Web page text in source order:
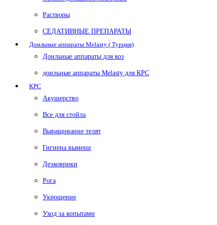
Растворы
СЕДАТИВНЫЕ ПРЕПАРАТЫ
Доильные аппараты Melasty ( Турция)
Доильные аппараты для коз
доильные аппараты Melasty для КРС
КРС
Акушерство
Все для стойла
Выращивание телят
Гигиена вымени
Дезковрики
Рога
Укрощение
Уход за копытами